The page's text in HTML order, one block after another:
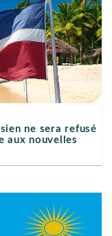
ne sera refusé
aux nouvelles